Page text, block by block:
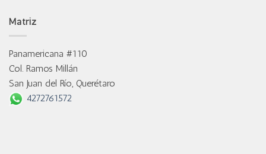
Matriz
Panamericana #110
Col. Ramos Millán
San Juan del Río, Querétaro
4272761572